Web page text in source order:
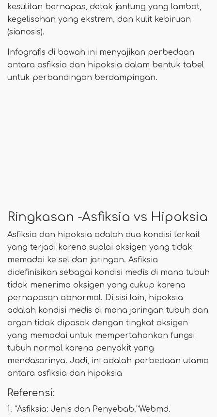
kesulitan bernapas, detak jantung yang lambat,
kegelisahan yang ekstrem, dan kulit kebiruan
(sianosis).
Infografis di bawah ini menyajikan perbedaan
antara asfiksia dan hipoksia dalam bentuk tabel
untuk perbandingan berdampingan.
Ringkasan -Asfiksia vs Hipoksia
Asfiksia dan hipoksia adalah dua kondisi terkait
yang terjadi karena suplai oksigen yang tidak
memadai ke sel dan jaringan. Asfiksia
didefinisikan sebagai kondisi medis di mana tubuh
tidak menerima oksigen yang cukup karena
pernapasan abnormal. Di sisi lain, hipoksia
adalah kondisi medis di mana jaringan tubuh dan
organ tidak dipasok dengan tingkat oksigen
yang memadai untuk mempertahankan fungsi
tubuh normal karena penyakit yang
mendasarinya. Jadi, ini adalah perbedaan utama
antara asfiksia dan hipoksia
Referensi:
1. “Asfiksia: Jenis dan Penyebab.”Webmd.